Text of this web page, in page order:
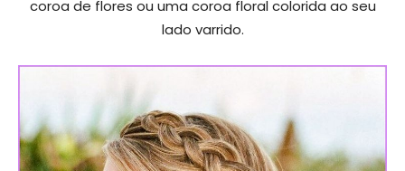
coroa de flores ou uma coroa floral colorida ao seu
lado varrido.